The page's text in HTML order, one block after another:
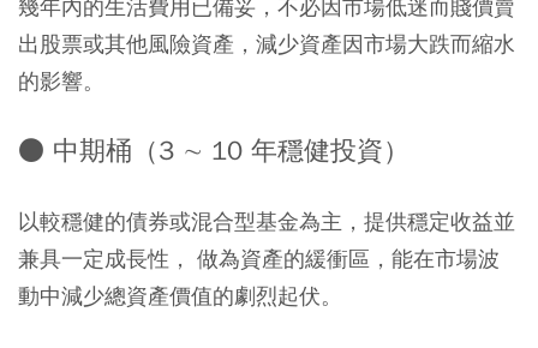
幾年內的生活費用已備妥，不必因市場低迷而賤價賣
出股票或其他風險資產，減少資產因市場大跌而縮水
的影響。
● 中期桶（3 ∼ 10 年穩健投資）
以較穩健的債券或混合型基金為主，提供穩定收益並
兼具一定成長性， 做為資產的緩衝區，能在市場波
動中減少總資產價值的劇烈起伏。